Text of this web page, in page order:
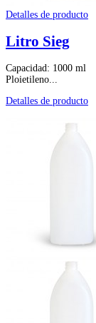
Detalles de producto
Litro Sieg
Capacidad: 1000 ml
Ploietileno...
Detalles de producto